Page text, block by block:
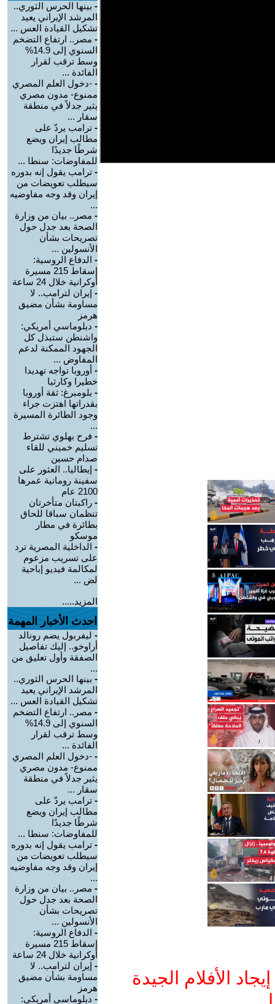
الأفلام الجيدة
- بينها الحرس الثوري..
المرشد الإيراني يعيد
تشكيل القيادة العس ...
- مصر.. ارتفاع التضخم
السنوي إلى 14.9%
وسط ترقب لقرار
الفائدة ...
- -دخول العلم المصري
ممنوع- مدون مصري
يثير جدلاً في منطقة
سقار ...
- ترامب يردّ على
مطالب إيران ويضع
شرطًا جديدًا
للمفاوضات: سنطا ...
- ترامب يقول إنه بدوره
سيطلب تعويضات من
إيران وقد وجه مفاوضيه
...
- مصر.. بيان من وزارة
الصحة بعد جدل حول
تصريحات بشأن
الأنسولين ...
- الدفاع الروسية:
إسقاط 215 مسيرة
أوكرانية خلال 24 ساعة
- إيران لترامب.. لا
مساومة بشأن مضيق
هرمز
- دبلوماسي أمريكي:
واشنطن ستبذل كل
الجهود الممكنة لدعم
المفاوض ...
- أوروبا تواجه تهديدا
خطيرا وكارثيا
- بلومبرغ: ثقة أوروبا
بقدراتها اهتزت جراء
وجود الطائرة المسيرة
...
- فرح بهلوي تشترط
تسليم خميني للقاء
صدام حسين
- إيطاليا.. العثور على
سفينة رومانية عمرها
2100 عام
- راكبتان متأخرتان
تنظمان سباقا للحاق
بطائرة في مطار
موسكو
- الداخلية المصرية ترد
على تسريب مزعوم
لمكالمة فيديو إباحية
لض ...
المزيد.....
احدث الأخبار المهمة
- ليفربول يضم رونالد
أراوخو.. إليك تفاصيل
الصفقة وأول تعليق من
...
- بينها الحرس الثوري..
المرشد الإيراني يعيد
تشكيل القيادة العس ...
- مصر.. ارتفاع التضخم
السنوي إلى 14.9%
وسط ترقب لقرار
الفائدة ...
- -دخول العلم المصري
ممنوع- مدون مصري
يثير جدلاً في منطقة
سقار ...
- ترامب يردّ على
مطالب إيران ويضع
شرطًا جديدًا
للمفاوضات: سنطا ...
- ترامب يقول إنه بدوره
سيطلب تعويضات من
إيران وقد وجه مفاوضيه
...
- مصر.. بيان من وزارة
الصحة بعد جدل حول
تصريحات بشأن
الأنسولين ...
- الدفاع الروسية:
إسقاط 215 مسيرة
أوكرانية خلال 24 ساعة
- إيران لترامب.. لا
مساومة بشأن مضيق
هرمز
- دبلوماسي أمريكي: